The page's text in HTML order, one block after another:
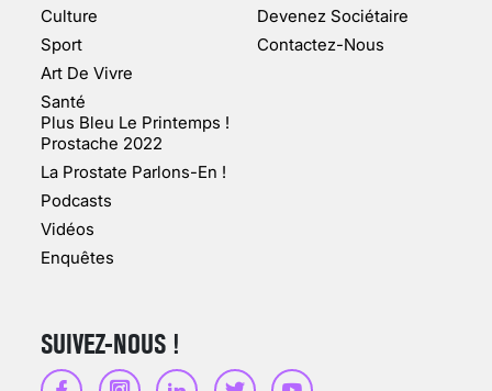
10 jan 2022
Culture
Sport
Art De Vivre
Santé
Plus Bleu Le Printemps !
Prostache 2022
La Prostate Parlons-En !
Podcasts
Vidéos
Enquêtes
Devenez Sociétaire
Contactez-Nous
SUIVEZ-NOUS !